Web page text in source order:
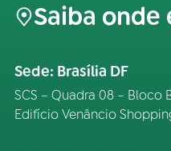
Saiba onde
Sede: Brasília DF
SCS – Quadra 08 – Bloco
Edifício Venâncio